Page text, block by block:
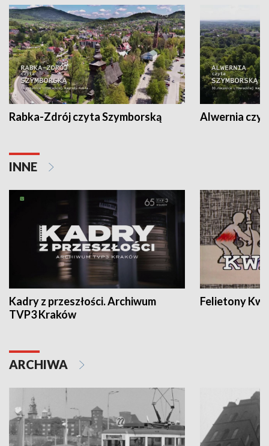
Rabka-Zdrój czyta Szymborską Alwernia
INNE
Kadry z przeszłości. Archiwum
TVP3 Kraków
Felietony
ARCHIWA